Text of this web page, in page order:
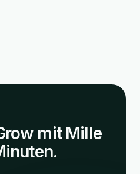
mit Mille